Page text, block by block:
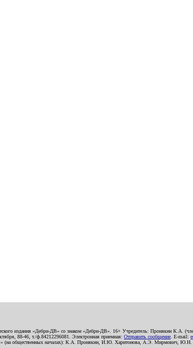
издания «Дебри-ДВ» со знаком «Дебри-ДВ». 16+ Учредитель: Пронякин К.А.
88-46, т./ф.84212296081. Электронная приемная: Отправить сообщение . E-mail:
ДВ» (на общественных началах): К.А. Пронякин, И.Ю. Харитонова, А.Э.